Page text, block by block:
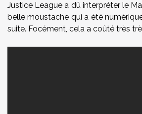
Justice League a dû interpréter le
belle moustache qui a été
suite. Focément, cela a coûté très